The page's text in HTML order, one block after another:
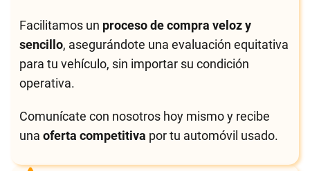
Facilitamos un proceso de compra veloz y
sencillo, asegurándote una evaluación equitativa
para tu vehículo, sin importar su condición
operativa.
Comunícate con nosotros hoy mismo y recibe
unaoferta competitiva por tu automóvil usado.